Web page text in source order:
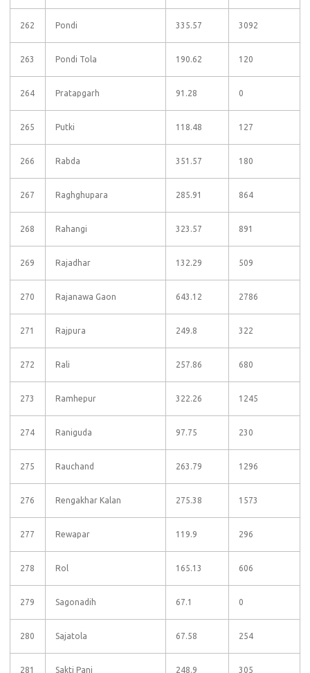
262 Pondi 335.57 3092
263 Pondi Tola 190.62 120
264 Pratapgarh 91.28 0
265 Putki 118.48 127
266 Rabda 351.57 180
267 Raghghupara 285.91 864
268 Rahangi 323.57 891
269 Rajadhar 132.29 509
270 Rajanawa Gaon 643.12 2786
271 Rajpura 249.8 322
272 Rali 257.86 680
273 Ramhepur 322.26 1245
274 Raniguda 97.75 230
275 Rauchand 263.79 1296
276 Rengakhar Kalan 275.38 1573
277 Rewapar 119.9 296
278 Rol 165.13 606
279 Sagonadih 67.1 0
280 Sajatola 67.58 254
281 Sakti Pani 248.9 305